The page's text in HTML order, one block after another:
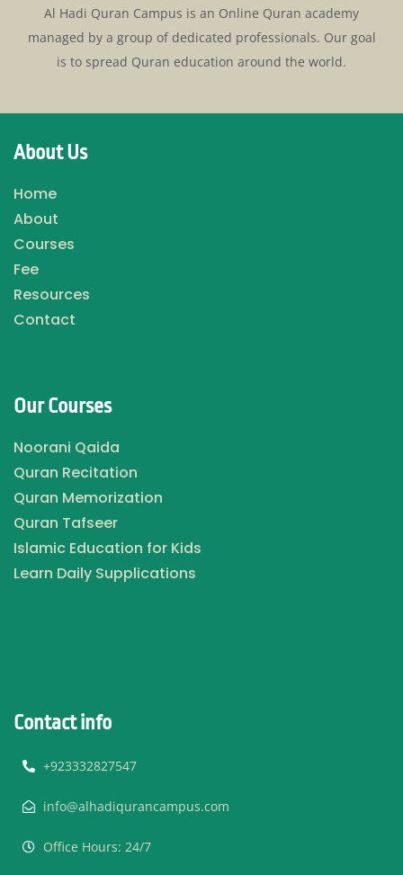
Al Hadi Quran Campus is an Online Quran academy
managed by a group of dedicated professionals. Our goal
is to spread Quran education around the world.
About Us
Home
About
Courses
Fee
Resources
Contact
Our Courses
Noorani Qaida
Quran Recitation
Quran Memorization
Quran Tafseer
Islamic Education for Kids
Learn Daily Supplications
Contact info
+923332827547
info@alhadiqurancampus.com
Office Hours: 24/7